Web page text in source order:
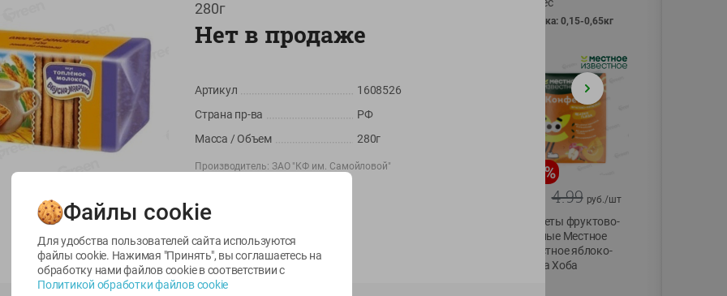
фасовка: 0,15-0,65кг
руб./шт
-22%
Икра
трески
тихоокеанской
деликатесная
Лунское море 120г
-17%
ГХИ Местное
Известное 99%
200г
-13
%
4.99 руб./шт
Конфеты фруктово-
ягодные Местное
известное яблоко-
тыква Хоба
280г
Нет в продаже
Артикул
1608526
Страна пр-ва
РФ
Масса / Объем
280г
Производитель: ЗАО "КФ им. Самойловой"
Штрихкод:
Файлы cookie
Для удобства пользователей сайта используются
файлы cookie. Нажимая "Принять", вы соглашаетесь на
обработку нами файлов cookie в соответствии с
Политикой обработки файлов cookie